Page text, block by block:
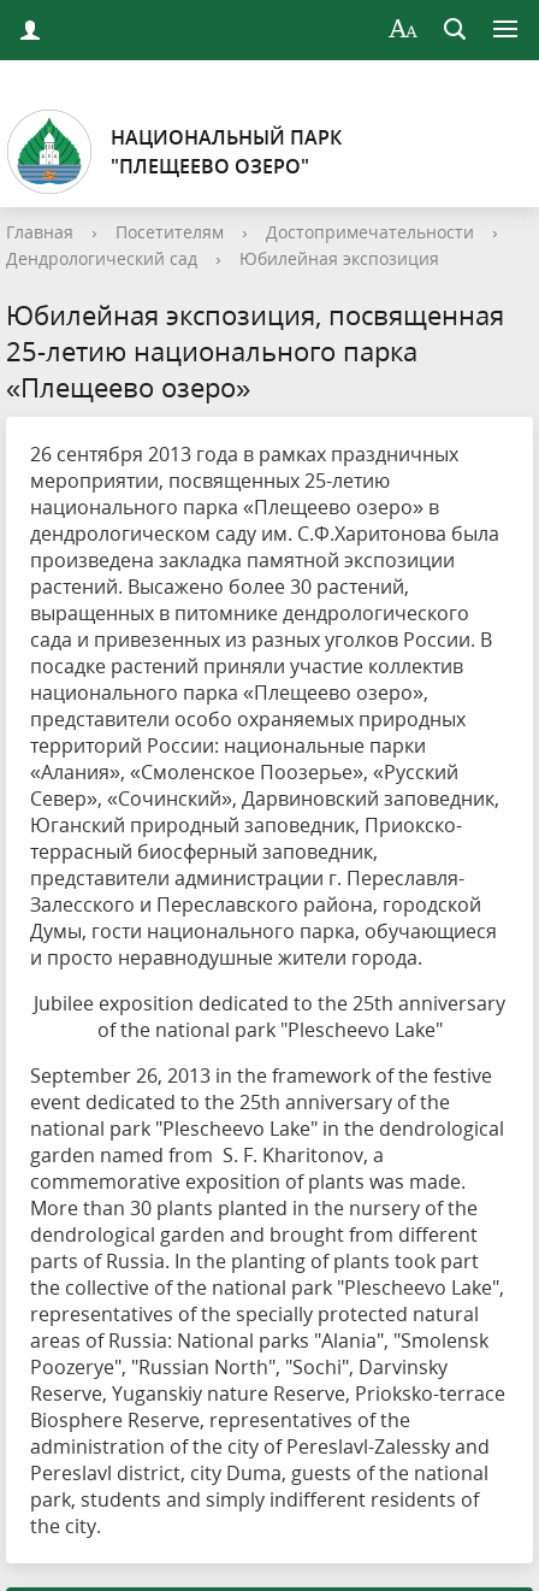
НАЦИОНАЛЬНЫЙ ПАРК
"ПЛЕЩЕЕВО ОЗЕРО"
Главная › Посетителям › Достопримечательности
›
Дендрологический сад
› Юбилейная экспозиция
Юбилейная экспозиция, посвященная
25-летию национального парка
«Плещеево озеро»
26 сентября 2013 года в рамках праздничных
мероприятии, посвященных 25-летию
национального парка «Плещеево озеро» в
дендрологическом саду им. С.Ф.Харитонова была
произведена закладка памятной экспозиции
растений. Высажено более 30 растений,
выращенных в питомнике дендрологического
сада и привезенных из разных уголков России. В
посадке растений приняли участие коллектив
национального парка «Плещеево озеро»,
представители особо охраняемых природных
территорий России: национальные парки
«Алания», «Смоленское Поозерье», «Русский
Север», «Сочинский», Дарвиновский заповедник,
Юганский природный заповедник, Приокско-
террасный биосферный заповедник,
представители администрации г. Переславля-
Залесского и Переславского района, городской
Думы, гости национального парка, обучающиеся
и просто неравнодушные жители города.
Jubilee exposition dedicated to the 25th anniversary
of the national park "Plescheevo Lake"
September 26, 2013 in the framework of the festive
event dedicated to the 25th anniversary of the
national park "Plescheevo Lake" in the dendrological
garden named from S. F. Kharitonov, a
commemorative exposition of plants was made.
More than 30 plants planted in the nursery of the
dendrological garden and brought from different
parts of Russia. In the planting of plants took part
the collective of the national park "Plescheevo Lake",
representatives of the specially protected natural
areas of Russia: National parks "Alania", "Smolensk
Poozerye", "Russian North", "Sochi", Darvinsky
Reserve, Yuganskiy nature Reserve, Prioksko-terrace
Biosphere Reserve, representatives of the
administration of the city of Pereslavl-Zalessky and
Pereslavl district, city Duma, guests of the national
park, students and simply indifferent residents of
the city.